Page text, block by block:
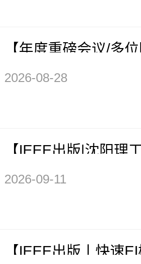
【年度重磅会议/多
告/EI快检索】第七届
2026-08-28
【IEEE出版|沈阳理
办】第五届机械电子
2026-09-11
【IEEE出版丨快速